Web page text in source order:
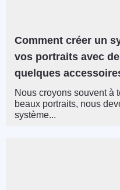
Comment créer un
vos portraits avec
quelques
Nous croyons souvent à
beaux portraits, nous
système...